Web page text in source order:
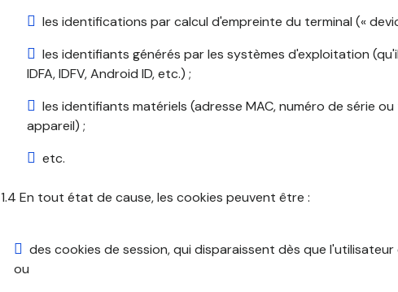
les identifications par calcul d'empreinte du terminal («
les identifiants générés par les systèmes d'exploitation
IDFA, IDFV, Android ID, etc.) ;
les identifiants matériels (adresse MAC, numéro de série
appareil) ;
etc.
1.4 En tout état de cause, les cookies peuvent être :
des cookies de session, qui disparaissent dès que
ou